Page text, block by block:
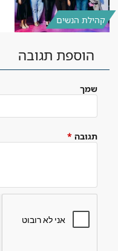
קהילת הנשים
הוספת תגובה
שמך
תגובה *